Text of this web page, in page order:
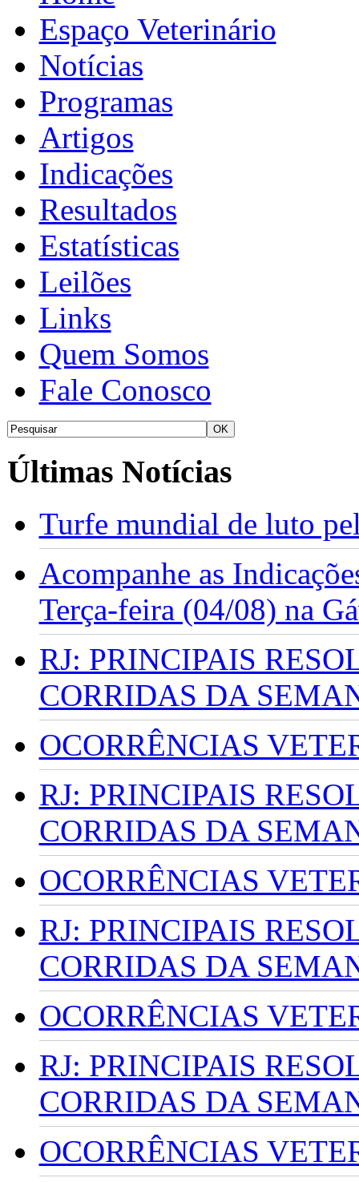
Espaço Veterinário
Notícias
Programas
Artigos
Indicações
Resultados
Estatísticas
Leilões
Links
Quem Somos
Fale Conosco
Últimas Notícias
Turfe mundial de luto
Acompanhe as
Terça-feira (04/08) na
RJ: PRINCIPAIS
CORRIDAS DA
OCORRÊNCIAS
RJ: PRINCIPAIS
CORRIDAS DA
OCORRÊNCIAS
RJ: PRINCIPAIS
CORRIDAS DA
OCORRÊNCIAS
RJ: PRINCIPAIS
CORRIDAS DA
OCORRÊNCIAS